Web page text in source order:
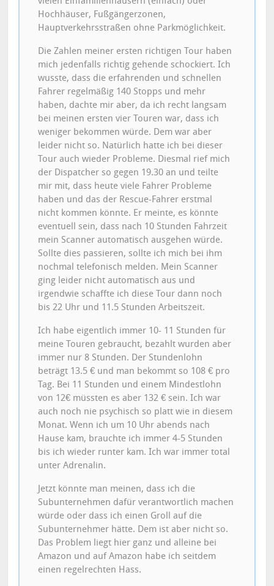
Hochhäuser, Fußgängerzonen,
Hauptverkehrsstraßen ohne Parkmöglichkeit.
Die Zahlen meiner ersten richtigen Tour haben
mich jedenfalls richtig gehende schockiert. Ich
wusste, dass die erfahrenden und schnellen
Fahrer regelmäßig 140 Stopps und mehr
haben, dachte mir aber, da ich recht langsam
bei meinen ersten vier Touren war, dass ich
weniger bekommen würde. Dem war aber
leider nicht so. Natürlich hatte ich bei dieser
Tour auch wieder Probleme. Diesmal rief mich
der Dispatcher so gegen 19.30 an und teilte
mir mit, dass heute viele Fahrer Probleme
haben und das der Rescue-Fahrer erstmal
nicht kommen könnte. Er meinte, es könnte
eventuell sein, dass nach 10 Stunden Fahrzeit
mein Scanner automatisch ausgehen würde.
Sollte dies passieren, sollte ich mich bei ihm
nochmal telefonisch melden. Mein Scanner
ging leider nicht automatisch aus und
irgendwie schaffte ich diese Tour dann noch
bis 22 Uhr und 11.5 Stunden Arbeitszeit.
Ich habe eigentlich immer 10- 11 Stunden für
meine Touren gebraucht, bezahlt wurden aber
immer nur 8 Stunden. Der Stundenlohn
beträgt 13.5 € und man bekommt so 108 € pro
Tag. Bei 11 Stunden und einem Mindestlohn
von 12€ müssten es aber 132 € sein. Ich war
auch noch nie psychisch so platt wie in diesem
Monat. Wenn ich um 10 Uhr abends nach
Hause kam, brauchte ich immer 4-5 Stunden
bis ich wieder runter kam. Ich war immer total
unter Adrenalin.
Jetzt könnte man meinen, dass ich die
Subunternehmen dafür verantwortlich machen
würde oder dass ich einen Groll auf die
Subunternehmer hätte. Dem ist aber nicht so.
Das Problem liegt hier ganz und alleine bei
Amazon und auf Amazon habe ich seitdem
einen regelrechten Hass.